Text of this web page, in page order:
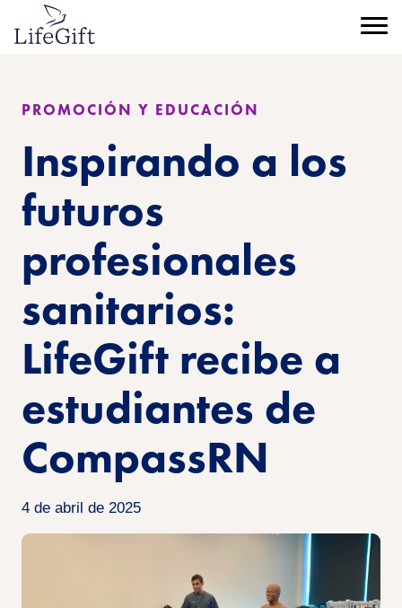
contenido
principal
Menú
PROMOCIÓN Y EDUCACIÓN
Inspirando a los
futuros
profesionales
sanitarios:
LifeGift recibe a
estudiantes de
CompassRN
4 de abril de 2025